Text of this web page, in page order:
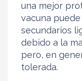
una mejor
vacuna
secundarios
debido a la
pero, en
tolerada.